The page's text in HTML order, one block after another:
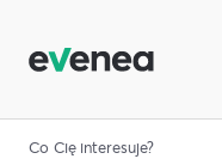
Co Cię interesuje?